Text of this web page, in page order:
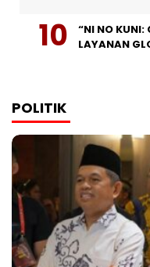
“NI NO KUNI:
LAYANAN
POLITIK